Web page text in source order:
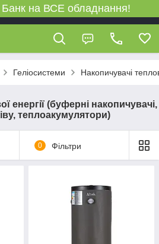
Банк на ВСЕ обладнання!
Геліосистеми Накопичувачі
енергії (буферні накопичувачі,
теплоакумулятори)
0 Фільтри